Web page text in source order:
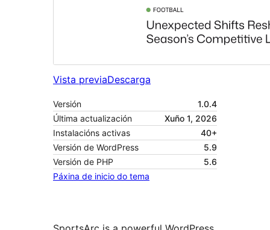
Vista previaDescarga
Versión
1.0.4
Última actualización
Xuño 1, 2026
Instalacións activas
40+
Versión de WordPress
5.9
Versión de PHP
5.6
Páxina de inicio do tema